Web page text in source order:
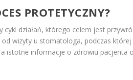
PROTETYCZNY?
cykl działań, którego celem jest
od wizyty u stomatologa, podczas
istotne informacje o zdrowiu pacjenta